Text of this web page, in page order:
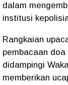
dalam
institusi
Rangkaian
pembacaan
didampingi
memberikan